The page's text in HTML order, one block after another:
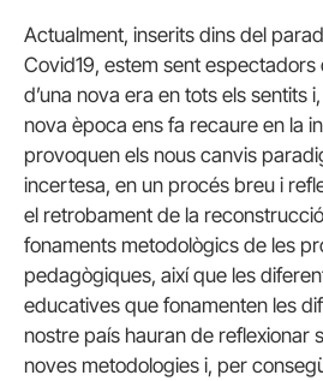
Actualment, inserits dins del
Covid19, estem sent
d’una nova era en tots els sentits
nova època ens fa recaure en la
provoquen els nous canvis
incertesa, en un procés breu i
el retrobament de la
fonaments metodològics de les
pedagògiques, així que les
educatives que fonamenten les
nostre país hauran de reflexionar
noves metodologies i, per